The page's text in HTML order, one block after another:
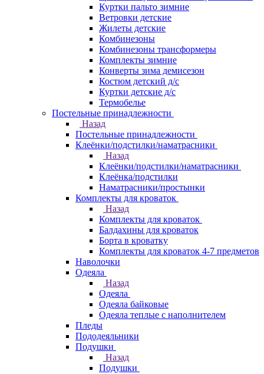
Куртки пальто зимние
Ветровки детские
Жилеты детские
Комбинезоны
Комбинезоны трансформеры
Комплекты зимние
Конверты зима демисезон
Костюм детский д/с
Куртки детские д/с
Термобелье
Постельные принадлежности
Назад
Постельные принадлежности
Клеёнки/подстилки/наматрасники
Назад
Клеёнки/подстилки/наматрасники
Клеёнка/подстилки
Наматрасники/простынки
Комплекты для кроваток
Назад
Комплекты для кроваток
Балдахины для кроваток
Борта в кроватку
Комплекты для кроваток 4-7 предметов
Наволочки
Одеяла
Назад
Одеяла
Одеяла байковые
Одеяла теплые с наполнителем
Пледы
Пододеяльники
Подушки
Назад
Подушки